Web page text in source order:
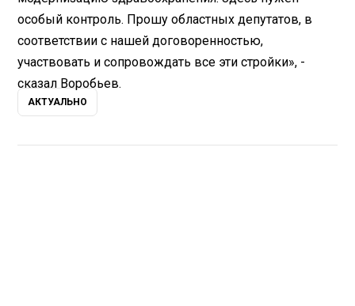
особый контроль. Прошу областных депутатов, в
соответствии с нашей договоренностью,
участвовать и сопровождать все эти стройки», -
сказал Воробьев.
АКТУАЛЬНО